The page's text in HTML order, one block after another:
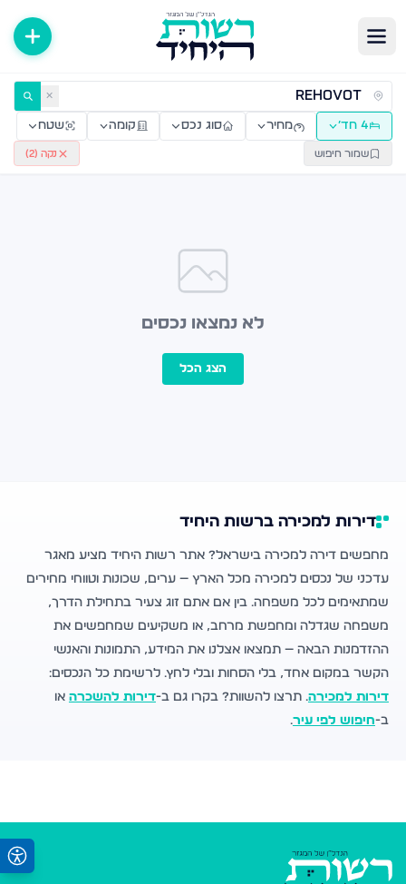
דירות למכירה ולהשכרה — רשות היחיד ✕
4 חד׳ מחיר סוג נכס קומה שטח
שמור חיפוש נקה (2
)
לא נמצאו נכסים
הצג הכל
דירות למכירה ברשות היחיד
מחפשים דירה למכירה בישראל? אתר רשות היחיד מציע מאגר
עדכני של נכסים למכירה מכל הארץ — ערים, שכונות וטווחי מחירים
שמתאימים לכל משפחה. בין אם אתם זוג צעיר בתחילת הדרך,
משפחה שגדלה ומחפשת מרחב, או משקיעים שמחפשים את
ההזדמנות הבאה — תמצאו אצלנו את המידע, התמונות והאנשי
הקשר במקום אחד, בלי הסחות ובלי לחץ. לרשימת כל הנכסים:
דירות למכירה. תרצו להשוות? בקרו גם ב-דירות להשכרה או
ב-חיפוש לפי עיר.